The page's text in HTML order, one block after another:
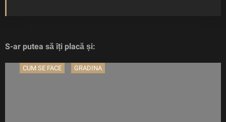
S-ar putea să îți placă și:
CUM SE FACE GRADINA